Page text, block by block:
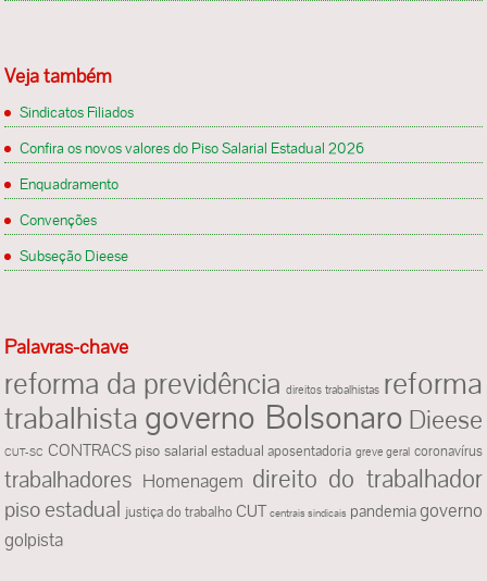
Veja também
Sindicatos Filiados
Confira os novos valores do Piso Salarial Estadual 2026
Enquadramento
Convenções
Subseção Dieese
Palavras-chave
reforma da previdência direitos trabalhistas reforma
trabalhista governo Bolsonaro Dieese
CUT-SC CONTRACS piso salarial estadual aposentadoria greve geral coronavírus
trabalhadores Homenagem direito do trabalhador
piso estadual justiça do trabalho CUT centrais sindicais pandemiagoverno
golpista